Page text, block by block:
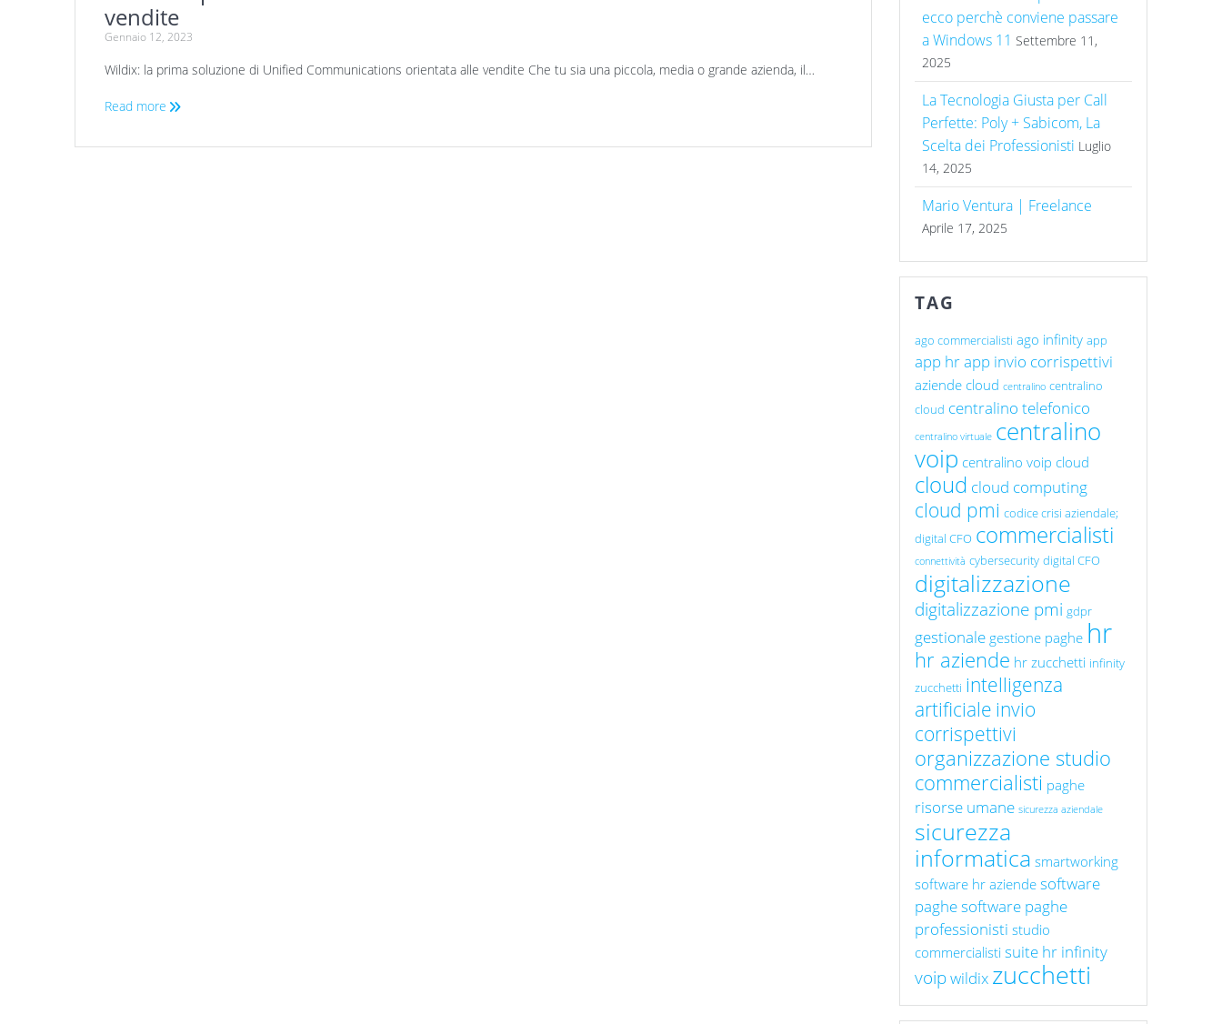
vendite
Gennaio 12, 2023
Wildix: la prima soluzione di Unified Communications orientata alle vendite Che tu sia una piccola, media o grande azienda, il…
Read more
ecco perchè conviene passare
a Windows 11 Settembre 11,
2025
La Tecnologia Giusta per Call
Perfette: Poly + Sabicom, La
Scelta dei Professionisti Luglio
14, 2025
Mario Ventura | Freelance
Aprile 17, 2025
TAG
ago commercialisti ago infinity app
app hrapp invio corrispettivi
aziende cloud centralino centralino
cloud centralino telefonico
centralino virtuale centralino
voip centralino voip cloud
cloud cloud computing
cloud pmi codice crisi aziendale;
digital CFO commercialisti
connettività cybersecurity digital CFO
digitalizzazione
digitalizzazione pmi gdpr
gestionale gestione paghe hr
hr aziende hr zucchetti infinity
zucchetti intelligenza
artificiale invio
corrispettivi
organizzazione studio
commercialisti paghe
risorse umane sicurezza aziendale
sicurezza
informatica smartworking
software hr aziende software
paghesoftware paghe
professionisti studio
commercialisti suite hr infinity
voipwildix zucchetti